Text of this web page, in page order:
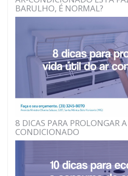
BARULHO, É NORMAL?
8 DICAS PARA PROLONGAR
CONDICIONADO